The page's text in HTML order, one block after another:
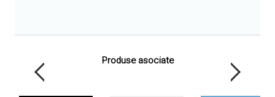
Produse asociate